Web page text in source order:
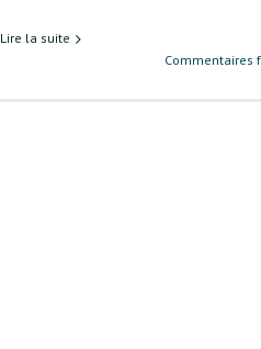
Lire la suite
Commentaires